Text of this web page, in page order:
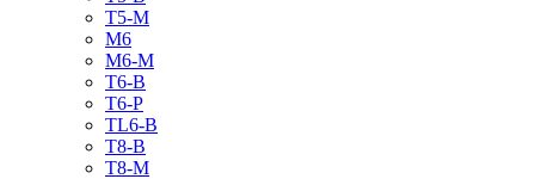
T5-M
M6
M6-M
T6-B
T6-P
TL6-B
T8-B
T8-M